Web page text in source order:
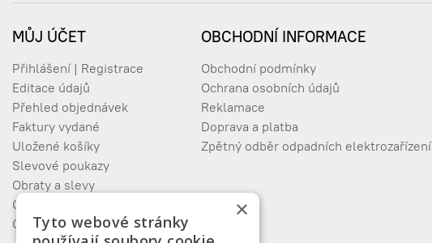
ReeR 1330101 Admiral AD 302
1330102 ReeR 1330102 Admiral AD 452
ReeR 1330103 Admiral AD 602
MŮJ ÚČET
Přihlášení | Registrace
Editace údajů
Přehled objednávek
Faktury vydané
Uložené košíky
Slevové poukazy
Obraty a slevy
Oblíbené produkty
Odhlášení
OBCHODNÍ INFORMACE
Obchodní podmínky
Ochrana osobních údajů
Reklamace
Doprava a platba
Zpětný odběr odpadních elektrozařízení
×
Tyto webové stránky